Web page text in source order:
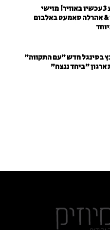
עדלאידע 3 עכשיו באוויר! מוישי
& אהרלה סאמעט באלבום
בסינגל חדש ״עם התקווה״
"ביחד ננצח"